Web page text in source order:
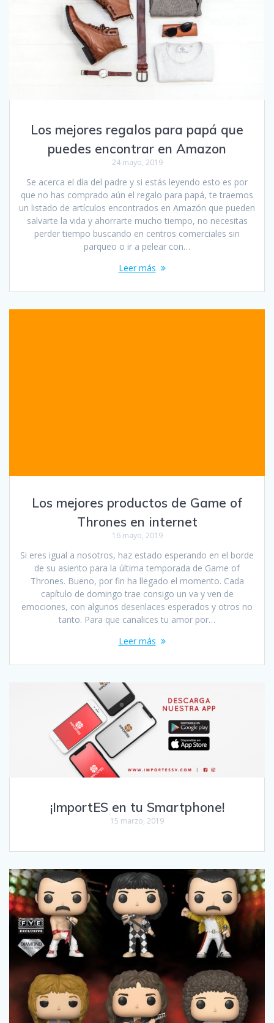
Los mejores regalos para papá que
puedes encontrar en Amazon
24 mayo, 2019
Se acerca el día del padre y si estás leyendo esto es por
que no has comprado aún el regalo para papá, te traemos
un listado de artículos encontrados en Amazón que pueden
salvarte la vida y ahorrarte mucho tiempo, no necesitas
perder tiempo buscando en centros comerciales sin
parqueo o ir a pelear con…
Leer más
Los mejores productos de Game of
Thrones en internet
16 mayo, 2019
Si eres igual a nosotros, haz estado esperando en el borde
de su asiento para la última temporada de Game of
Thrones. Bueno, por fin ha llegado el momento. Cada
capítulo de domingo trae consigo un va y ven de
emociones, con algunos desenlaces esperados y otros no
tanto. Para que canalices tu amor por…
Leer más
¡ImportES en tu Smartphone!
15 marzo, 2019